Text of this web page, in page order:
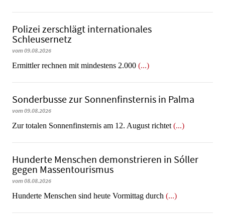
Polizei zerschlägt internationales
Schleusernetz
vom 09.08.2026
Ermittler rechnen mit mindestens 2.000 (...)
Sonderbusse zur Sonnenfinsternis in Palma
vom 09.08.2026
Zur totalen Sonnenfinsternis am 12. August richtet (...)
Hunderte Menschen demonstrieren in Sóller
gegen Massentourismus
vom 08.08.2026
Hunderte Menschen sind heute Vormittag durch (...)